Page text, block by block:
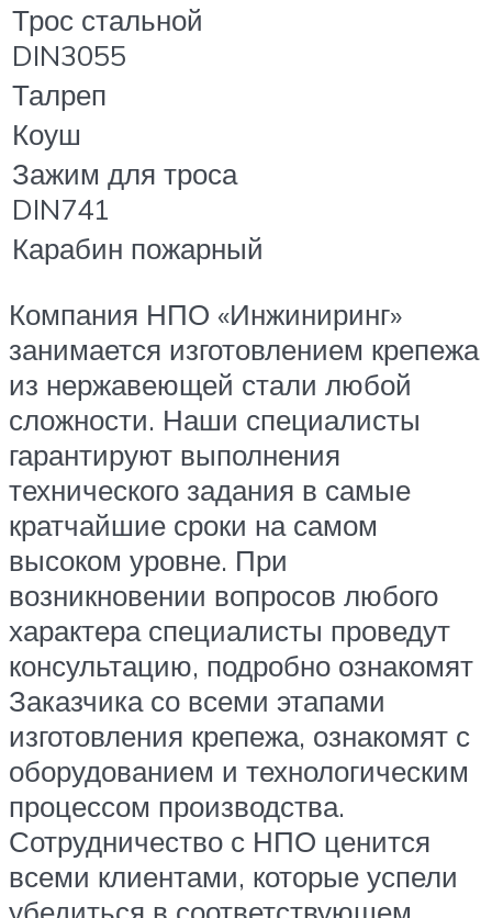
Трос стальной
DIN3055
Талреп
Коуш
Зажим для троса
DIN741
Карабин пожарный
Компания НПО «Инжиниринг»
занимается изготовлением крепежа
из нержавеющей стали любой
сложности. Наши специалисты
гарантируют выполнения
технического задания в самые
кратчайшие сроки на самом
высоком уровне. При
возникновении вопросов любого
характера специалисты проведут
консультацию, подробно ознакомят
Заказчика со всеми этапами
изготовления крепежа, ознакомят с
оборудованием и технологическим
процессом производства.
Сотрудничество с НПО ценится
всеми клиентами, которые успели